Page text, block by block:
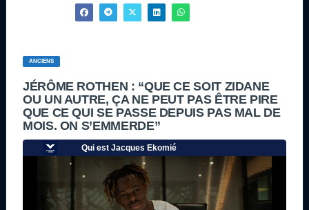
ANCIENS
JÉRÔME ROTHEN : “QUE CE SOIT ZIDANE
OU UN AUTRE, ÇA NE PEUT PAS ÊTRE PIRE
QUE CE QUI SE PASSE DEPUIS PAS MAL DE
MOIS. ON S’EMMERDE”